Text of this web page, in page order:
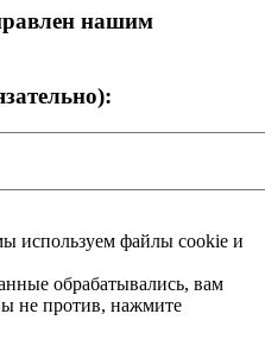
нашим
используем файлы cookie и
обрабатывались, вам
не против, нажмите